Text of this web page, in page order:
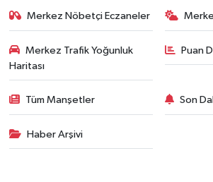
Merkez Nöbetçi Eczaneler
Merkez Trafik Yoğunluk
Haritası
Puan
Tüm Manşetler Son
Haber Arşivi